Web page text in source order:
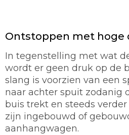
Ontstoppen met hoge
In tegenstelling met wat
wordt er geen druk op de
slang is voorzien van een
naar achter spuit zodanig
buis trekt en steeds
zijn ingebouwd of
aanhangwagen.